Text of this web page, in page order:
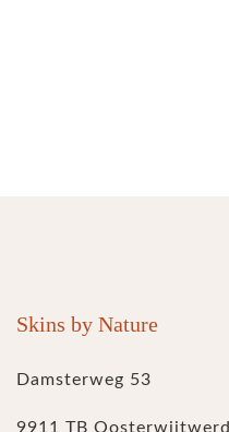
Skins by Nature
Damsterweg 53
9911 TB Oosterwijtwerd